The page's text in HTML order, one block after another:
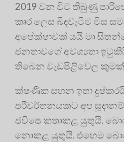
2019 වන විට තිබුණු
කෘර ලෙස බිඳවැටීම මිස
අපේක්ෂාවක් යයි මා
ජනතාවගේ අවශ්‍යතා
තිබෙන වැඩපිළිවෙල
ක්ෂණික සහන ඉතා
පරිවර්තනයකට අප
ජවිපෙ කතාකළ යුතුයි.
නොකළ යුතුයි. එහෙම